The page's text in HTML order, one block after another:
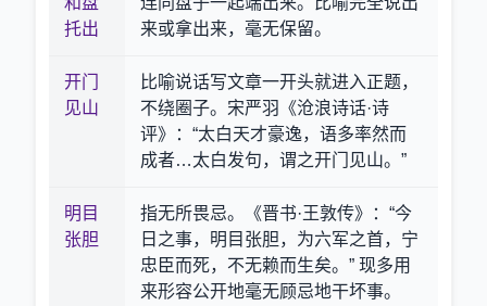
托出
来或拿出来，毫无保留。
开门
见山
比喻说话写文章一开头就进入正题，
不绕圈子。宋严羽《沧浪诗话·诗
评》：“太白天才豪逸，语多率然而
成者…太白发句，谓之开门见山。”
明目
张胆
指无所畏忌。《晋书·王敦传》：“今
日之事，明目张胆，为六军之首，宁
忠臣而死，不无赖而生矣。” 现多用
来形容公开地毫无顾忌地干坏事。